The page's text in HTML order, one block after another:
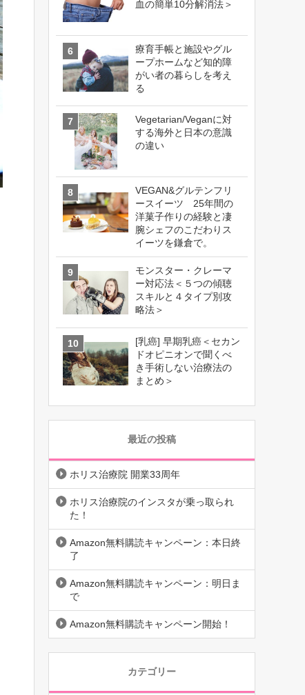
血の簡単10分解消法＞
療育手帳と施設やグル
ープホームなど知的障
がい者の暮らしを考え
る
Vegetarian/Veganに対
する海外と日本の意識
の違い
VEGAN&グルテンフリ
ースイーツ 25年間の
洋菓子作りの経験と凄
腕シェフのこだわりス
イーツを鎌倉で。
モンスター・クレーマ
ー対応法＜５つの傾聴
スキルと４タイプ別攻
略法＞
[乳癌] 早期乳癌＜セカン
ドオピニオンで聞くべ
き手術しない治療法の
まとめ＞
最近の投稿
ホリス治療院 開業33周年
ホリス治療院のインスタが乗っ取られ
た！
Amazon無料購読キャンペーン：本日終
了
Amazon無料購読キャンペーン：明日ま
で
Amazon無料購読キャンペーン開始！
カテゴリー